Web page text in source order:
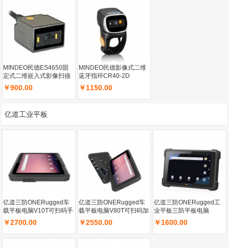
MINDEO民德ES4650固
定式二维嵌入式影像扫描
器2米USB接口
￥900.00
MINDEO民德影像式二维
蓝牙指环CR40-2D
￥1150.00
亿道工业平板
亿道三防ONERugged车
载平板电脑V10T可扫码手
持加固工业平板电脑
Android 12(GMS) 操作系
统
￥2700.00
亿道三防ONERugged车
载平板电脑V80T可扫码加
固工业平板电脑Android
12(GMS) 操作系统
￥2550.00
亿道三防ONERugged工
业平板三防平板电脑
M81X高亮屏幕8英寸手持
终端PDAAndriod14系统
WiFi蓝牙4G全网通
￥1600.00